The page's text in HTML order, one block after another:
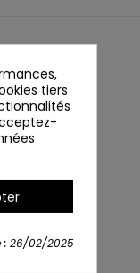
tiers
:26/02/2025